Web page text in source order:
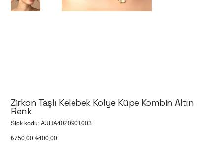
Zirkon Taşlı Kelebek Kolye Küpe Kombin Altın
Renk
Stok kodu: Stok
AURA4020901003
Orijinal
₺750,00 İndirimli
₺400,00